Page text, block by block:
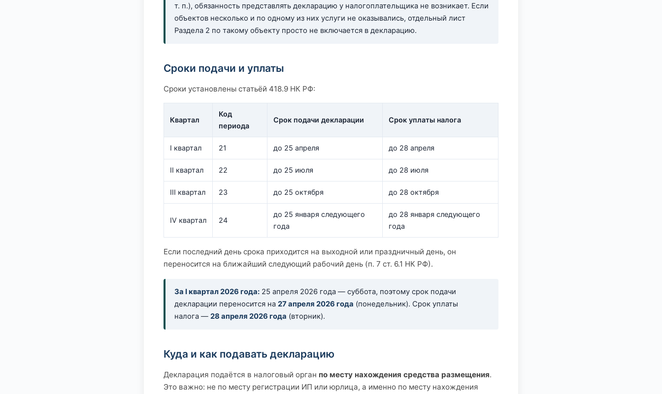
т. п.), обязанность представлять декларацию у налогоплательщика не возникает. Если
объектов несколько и по одному из них услуги не оказывались, отдельный лист
Раздела 2 по такому объекту просто не включается в декларацию.
Сроки подачи и уплаты
Сроки установлены статьёй 418.9 НК РФ:
Квартал
Код
периода
Срок подачи декларации Срок уплаты налога
I квартал 21 до 25 апреля до 28 апреля
II квартал 22 до 25 июля до 28 июля
III квартал 23 до 25 октября до 28 октября
IV квартал 24
до 25 января следующего
года
до 28 января следующего
года
Если последний день срока приходится на выходной или праздничный день, он
переносится на ближайший следующий рабочий день (п. 7 ст. 6.1 НК РФ).
За I квартал 2026 года: 25 апреля 2026 года — суббота, поэтому срок подачи
декларации переносится на 27 апреля 2026 года (понедельник). Срок уплаты
налога — 28 апреля 2026 года (вторник).
Куда и как подавать декларацию
Декларация подаётся в налоговый орган по месту нахождения средства размещения.
Это важно: не по месту регистрации ИП или юрлица, а именно по месту нахождения